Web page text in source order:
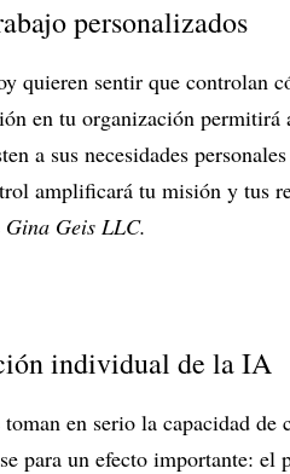
personalizados
quieren sentir que controlan
en tu organización
a sus necesidades
amplificará tu misión y tus
Gina Geis LLC.
individual de la IA
toman en serio la capacidad
para un efecto importante: el